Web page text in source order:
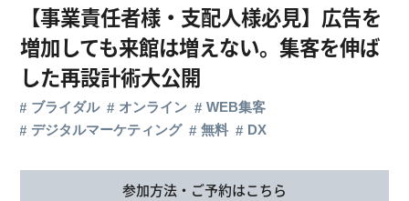
【事業責任者様・支配人様必見】広告を
増加しても来館は増えない。集客を伸ば
した再設計術大公開
ブライダル オンライン
WEB集客
デジタルマーケティング
無料 DX
参加方法・ご予約はこちら